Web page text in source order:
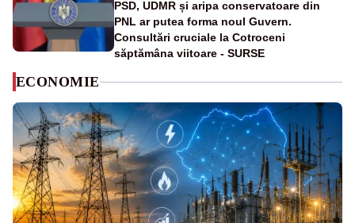
PSD, UDMR și aripa conservatoare din
PNL ar putea forma noul Guvern.
Consultări cruciale la Cotroceni
săptămâna viitoare - SURSE
ECONOMIE